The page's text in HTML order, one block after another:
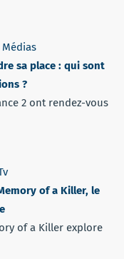
Médias
sa place : qui sont
?
2 ont rendez-vous
of a Killer, le
of a Killer explore